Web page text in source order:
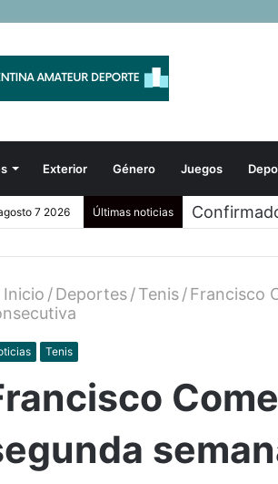
Exterior Género Juegos
7 2026 Últimas noticias ¡LA
Inicio /Deportes/Tenis/Francisco
Tenis